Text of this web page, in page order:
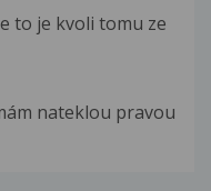
to je kvoli tomu ze
nateklou pravou